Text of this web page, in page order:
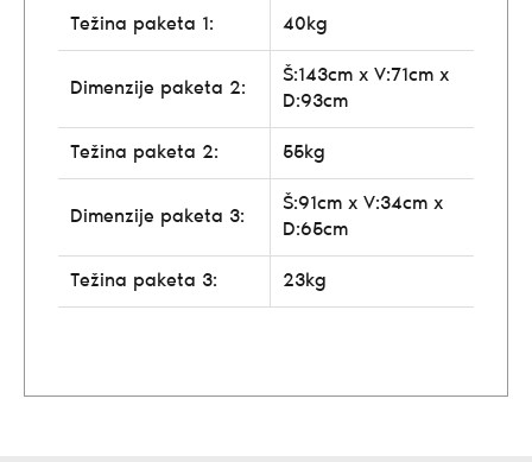
Težina paketa 1: 40kg
Dimenzije paketa 2:
Š:143cm x V:71cm x
D:93cm
Težina paketa 2: 55kg
Dimenzije paketa 3:
Š:91cm x V:34cm x
D:65cm
Težina paketa 3: 23kg